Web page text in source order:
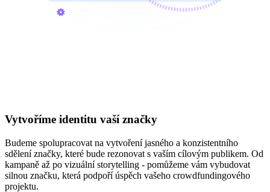
Vytvoříme identitu vaší značky
Budeme spolupracovat na vytvoření jasného a konzistentního
sdělení značky, které bude rezonovat s vaším cílovým publikem. Od
kampaně až po vizuální storytelling - pomůžeme vám vybudovat
silnou značku, která podpoří úspěch vašeho crowdfundingového
projektu.